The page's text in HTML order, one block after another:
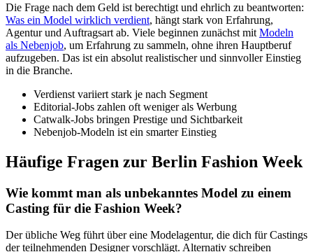
Die Frage nach dem Geld ist berechtigt und ehrlich zu beantworten:
Was ein Model wirklich verdient, hängt stark von Erfahrung,
Agentur und Auftragsart ab. Viele beginnen zunächst mit Modeln
als Nebenjob, um Erfahrung zu sammeln, ohne ihren Hauptberuf
aufzugeben. Das ist ein absolut realistischer und sinnvoller Einstieg
in die Branche.
Verdienst variiert stark je nach Segment
Editorial-Jobs zahlen oft weniger als Werbung
Catwalk-Jobs bringen Prestige und Sichtbarkeit
Nebenjob-Modeln ist ein smarter Einstieg
Häufige Fragen zur Berlin Fashion Week
Wie kommt man als unbekanntes Model zu einem
Casting für die Fashion Week?
Der übliche Weg führt über eine Modelagentur, die dich für Castings
der teilnehmenden Designer vorschlägt. Alternativ schreiben